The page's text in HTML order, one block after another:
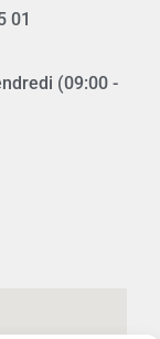
01
(09:00 -